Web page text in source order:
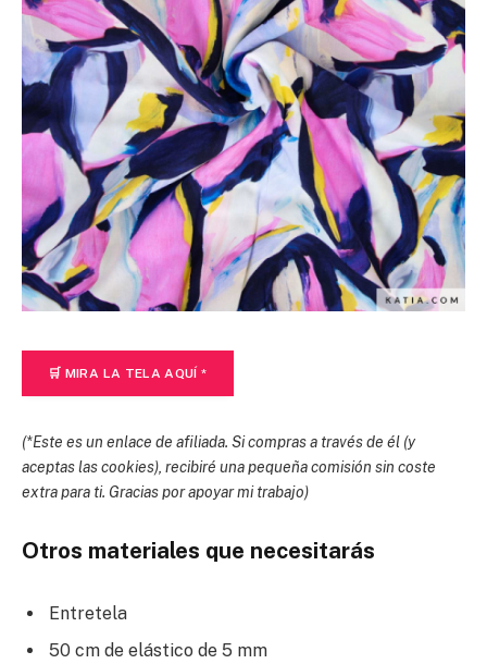
🛒 MIRA LA TELA AQUÍ *
(*Este es un enlace de afiliada. Si compras a través de él (y
aceptas las cookies), recibiré una pequeña comisión sin coste
extra para ti. Gracias por apoyar mi trabajo)
Otros materiales que necesitarás
Entretela
50 cm de elástico de 5 mm